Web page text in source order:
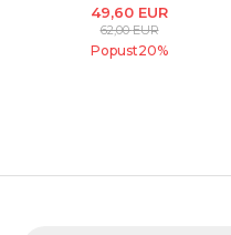
49,60 EUR
62,00EUR
Popust20%